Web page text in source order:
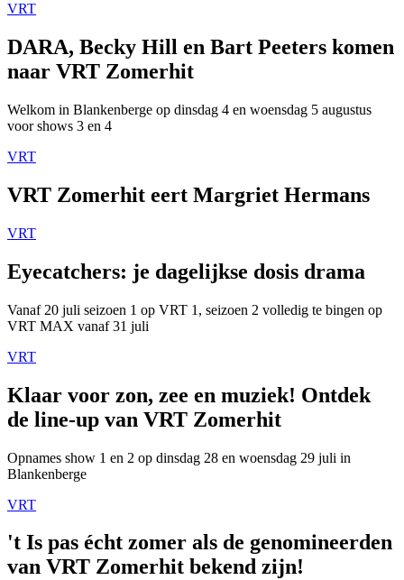
VRT
DARA, Becky Hill en Bart Peeters komen
naar VRT Zomerhit
Welkom in Blankenberge op dinsdag 4 en woensdag 5 augustus
voor shows 3 en 4
VRT
VRT Zomerhit eert Margriet Hermans
VRT
Eyecatchers: je dagelijkse dosis drama
Vanaf 20 juli seizoen 1 op VRT 1, seizoen 2 volledig te bingen op
VRT MAX vanaf 31 juli
VRT
Klaar voor zon, zee en muziek! Ontdek
de line-up van VRT Zomerhit
Opnames show 1 en 2 op dinsdag 28 en woensdag 29 juli in
Blankenberge
VRT
't Is pas écht zomer als de genomineerden
van VRT Zomerhit bekend zijn!